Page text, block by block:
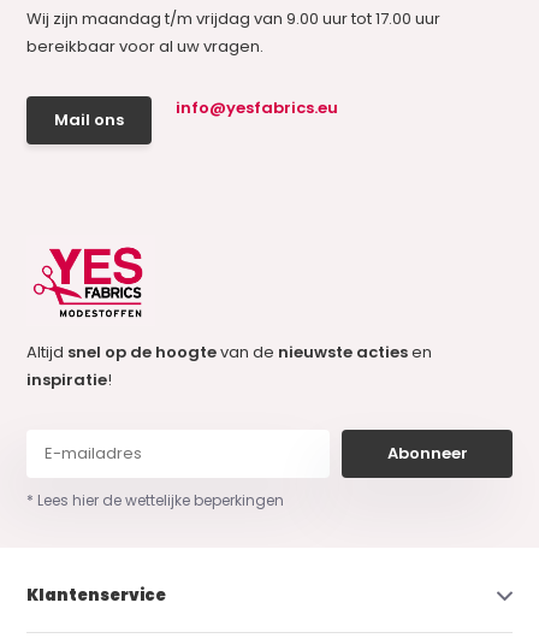
Wij zijn maandag t/m vrijdag van 9.00 uur tot 17.00 uur
bereikbaar voor al uw vragen.
Mail ons
info@yesfabrics.eu
Altijd snel op de hoogtevan de nieuwste actiesen
inspiratie!
Abonneer
* Lees hier de wettelijke beperkingen
Klantenservice